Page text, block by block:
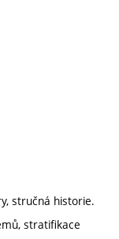
stručná historie.
stratifikace